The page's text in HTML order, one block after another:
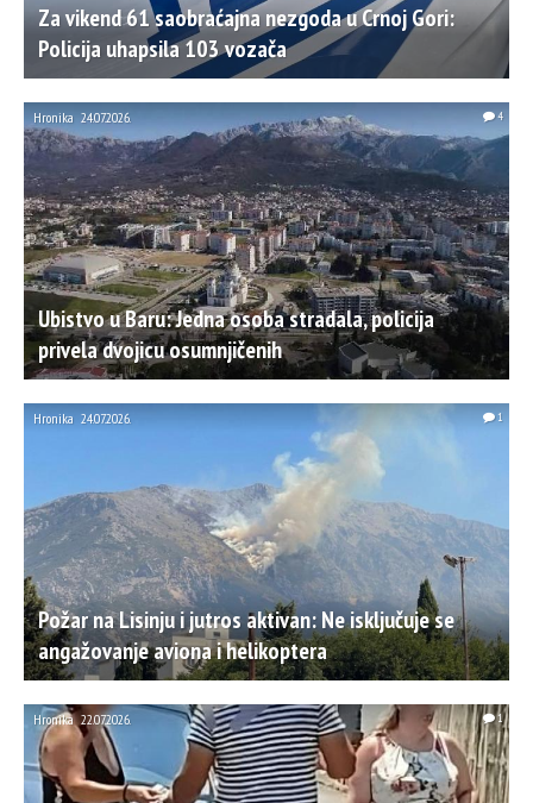
Za vikend 61 saobraćajna nezgoda u Crnoj Gori:
Policija uhapsila 103 vozača
Ubistvo u Baru: Jedna osoba stradala, policija
privela dvojicu osumnjičenih
Hronika 24.07.2026. 4
Požar na Lisinju i jutros aktivan: Ne isključuje se
angažovanje aviona i helikoptera
Hronika 24.07.2026. 1
Hronika 22.07.2026. 1